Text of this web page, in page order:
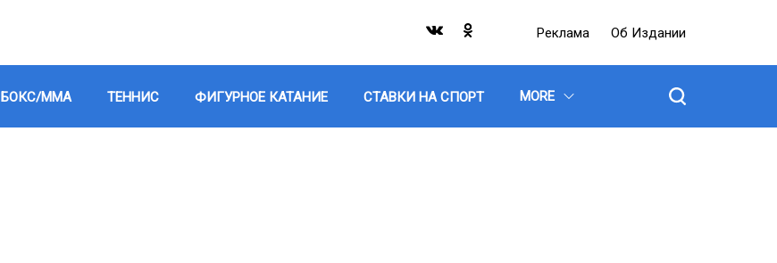
Реклама Об Издании
БОКС/ММА ТЕННИС ФИГУРНОЕ КАТАНИЕ СТАВКИ НА СПОРТ MORE